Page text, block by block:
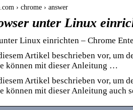
› chrome › answer
unter Linux
Linux einrichten – Chrome
Artikel beschrieben vor, um
können mit dieser Anleitung …
Artikel beschrieben vor, um
können mit dieser Anleitung auch